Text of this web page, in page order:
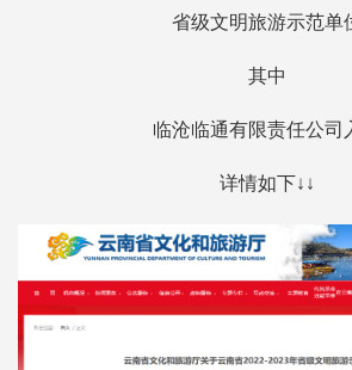
省级文明旅游示范单
其中
临沧临通有限责任公司
详情如下↓↓